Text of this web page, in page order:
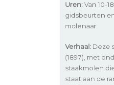
Uren:Van 10-
gidsbeurten
molenaar
Verhaal: Deze
(1897), met
staakmolen
staat aan de